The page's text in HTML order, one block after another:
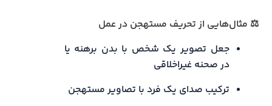
⚖️ مثال‌هایی از تحریف مستهجن در عمل
جعل تصویر یک شخص با بدن برهنه یا
در صحنه غیراخلاقی
ترکیب صدای یک فرد با تصاویر مستهجن